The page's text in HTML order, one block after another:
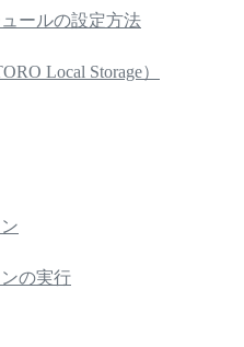
ールの設定方法
Local Storage）
の実行